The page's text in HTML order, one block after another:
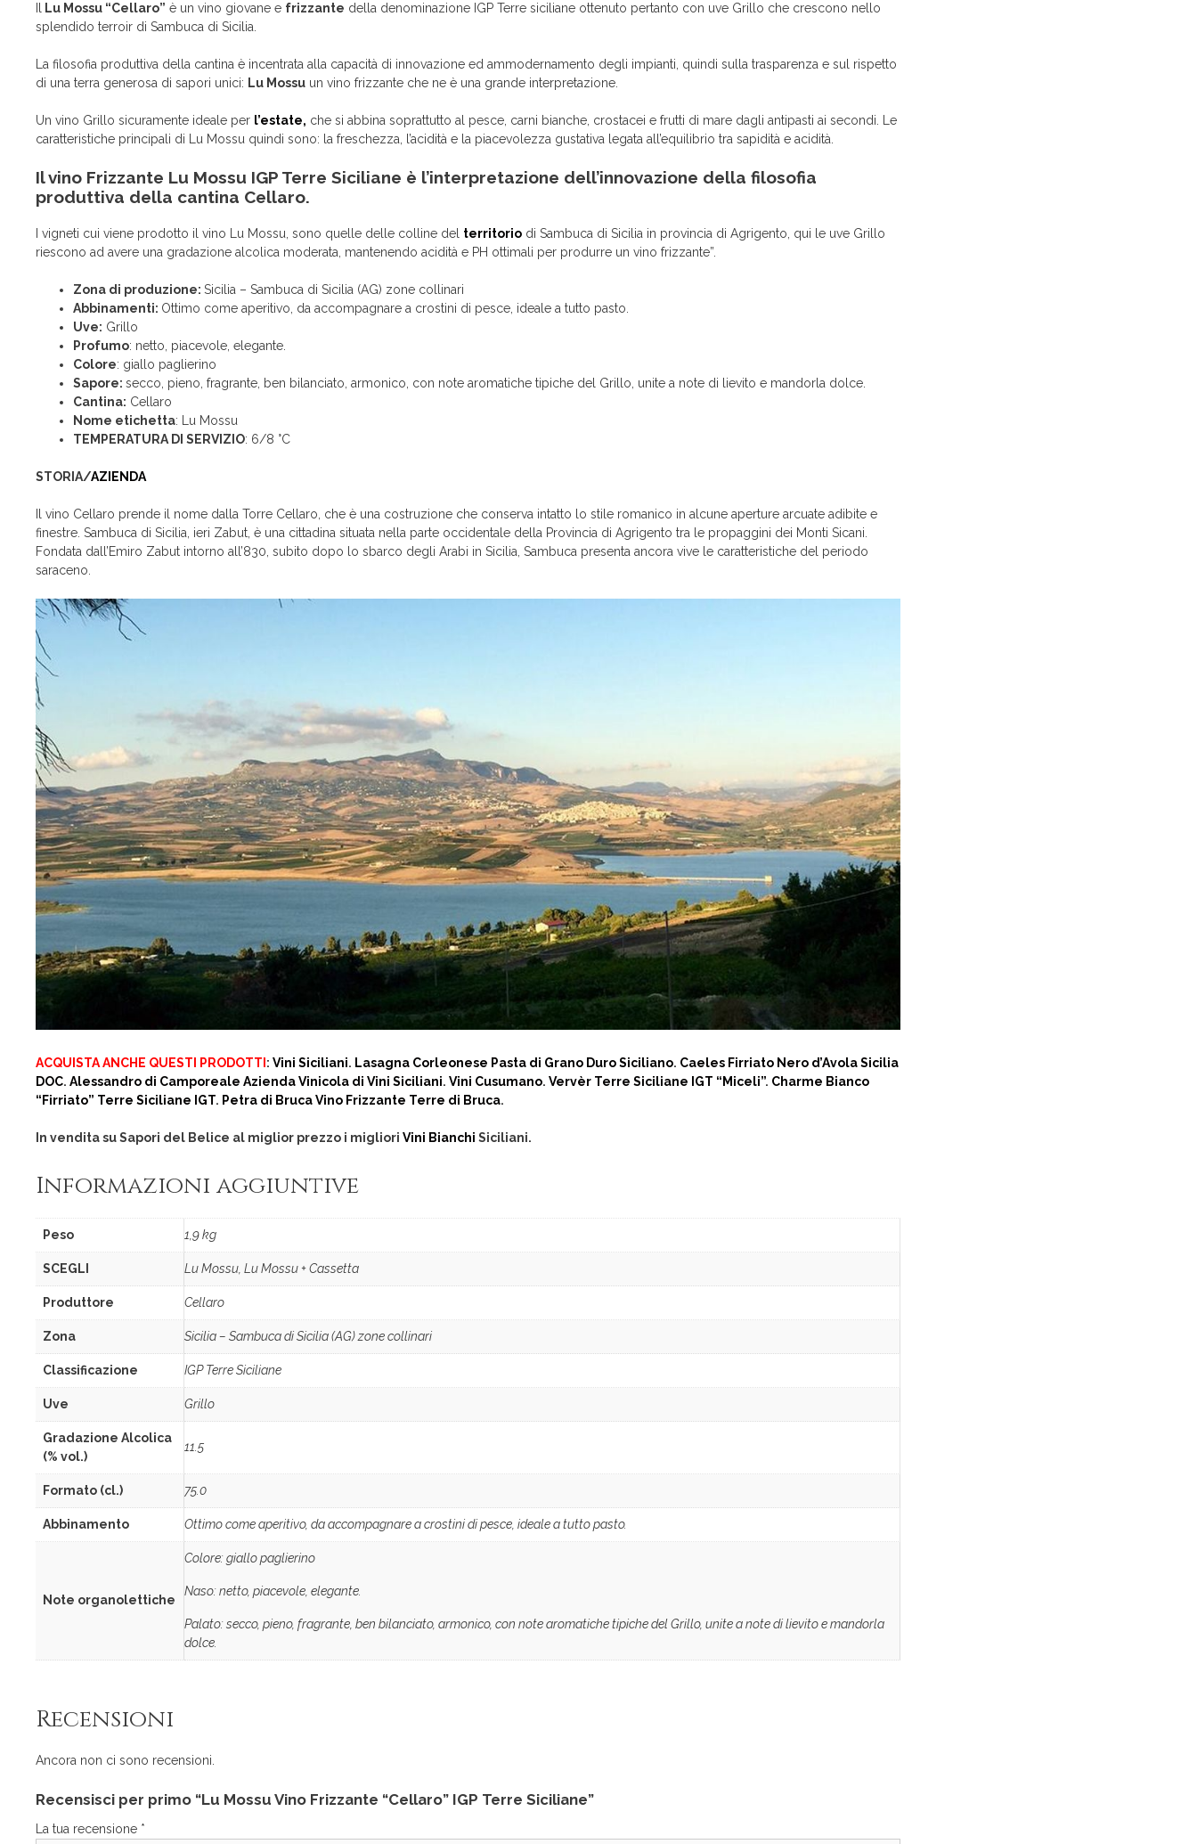
Lu Mossu “Cellaro” è un vino giovane e frizzante della denominazione IGP Terre siciliane ottenuto pertanto con uve Grillo che crescono nello
splendido terroir di Sambuca di Sicilia.
La filosofia produttiva della cantina è incentrata alla capacità di innovazione ed ammodernamento degli impianti, quindi sulla trasparenza e sul rispetto
di una terra generosa di sapori unici: Lu Mossu un vino frizzante che ne è una grande interpretazione.
Un vino Grillo sicuramente ideale per l’estate, che si abbina soprattutto al pesce, carni bianche, crostacei e frutti di mare dagli antipasti ai secondi. Le
caratteristiche principali di Lu Mossu quindi sono: la freschezza, l’acidità e la piacevolezza gustativa legata all’equilibrio tra sapidità e acidità.
Il vino Frizzante Lu Mossu IGP Terre Siciliane è l’interpretazione dell’innovazione della filosofia
produttiva della cantina Cellaro.
I vigneti cui viene prodotto il vino Lu Mossu, sono quelle delle colline del territorio di Sambuca di Sicilia in provincia di Agrigento, qui le uve Grillo
riescono ad avere una gradazione alcolica moderata, mantenendo acidità e PH ottimali per produrre un vino frizzante”.
Zona di produzione: Sicilia – Sambuca di Sicilia (AG) zone collinari
Abbinamenti: Ottimo come aperitivo, da accompagnare a crostini di pesce, ideale a tutto pasto.
Uve: Grillo
Profumo: netto, piacevole, elegante.
Colore: giallo paglierino
Sapore: secco, pieno, fragrante, ben bilanciato, armonico, con note aromatiche tipiche del Grillo, unite a note di lievito e mandorla dolce.
Cantina: Cellaro
Nome etichetta: Lu Mossu
TEMPERATURA DI SERVIZIO: 6/8 °C
STORIA/AZIENDA
Il vino Cellaro prende il nome dalla Torre Cellaro, che è una costruzione che conserva intatto lo stile romanico in alcune aperture arcuate adibite e
finestre. Sambuca di Sicilia, ieri Zabut, è una cittadina situata nella parte occidentale della Provincia di Agrigento tra le propaggini dei Monti Sicani.
Fondata dall’Emiro Zabut intorno all’830, subito dopo lo sbarco degli Arabi in Sicilia, Sambuca presenta ancora vive le caratteristiche del periodo
saraceno.
ACQUISTA ANCHE QUESTI PRODOTTI : Vini Siciliani. Lasagna Corleonese Pasta di Grano Duro Siciliano. Caeles Firriato Nero d’Avola Sicilia
DOC. Alessandro di Camporeale Azienda Vinicola di Vini Siciliani. Vini Cusumano. Vervèr Terre Siciliane IGT “Miceli”. Charme Bianco
“Firriato” Terre Siciliane IGT. Petra di Bruca Vino Frizzante Terre di Bruca.
In vendita su Sapori del Belice al miglior prezzo i migliori Vini Bianchi Siciliani.
Informazioni aggiuntive
Peso 1,9 kg
SCEGLI Lu Mossu, Lu Mossu + Cassetta
Produttore Cellaro
Zona Sicilia – Sambuca di Sicilia (AG) zone collinari
Classificazione IGP Terre Siciliane
Uve Grillo
Gradazione Alcolica
(% vol.)
11.5
Formato (cl.) 75.0
Abbinamento Ottimo come aperitivo, da accompagnare a crostini di pesce, ideale a tutto pasto.
Note organolettiche
Colore: giallo paglierino
Naso: netto, piacevole, elegante.
Palato: secco, pieno, fragrante, ben bilanciato, armonico, con note aromatiche tipiche del Grillo, unite a note di lievito e mandorla
dolce.
Recensioni
Ancora non ci sono recensioni.
Recensisci per primo “Lu Mossu Vino Frizzante “Cellaro” IGP Terre Siciliane”
La tua recensione *